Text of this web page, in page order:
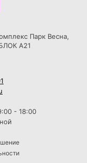
Парк Весна,
А21
- 18:00